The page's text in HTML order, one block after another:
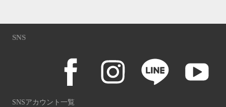
SNS
SNSアカウント一覧